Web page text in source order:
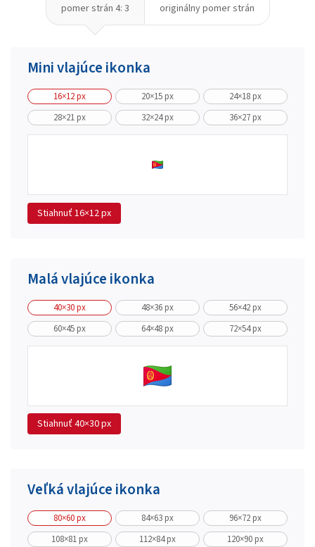
pomer strán 4: 3
originálny pomer strán
Mini vlajúce ikonka
16×12 px 20×15 px
24×18 px
28×21 px
32×24 px 36×27 px
Stiahnuť 16×12 px
Malá vlajúce ikonka
40×30 px 48×36 px
56×42 px
60×45 px
64×48 px 72×54 px
Stiahnuť 40×30 px
Veľká vlajúce ikonka
80×60 px 84×63 px
96×72 px
108×81 px
112×84 px 120×90 px